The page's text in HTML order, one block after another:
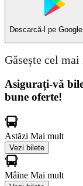
Descarcă-l pe
Găsește cel
Asigurați-vă
bune oferte!
Astăzi Mai mult
Vezi bilete
Mâine Mai mult